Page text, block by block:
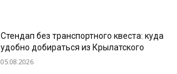
Стендап без транспортного квеста: куда
удобно добираться из Крылатского
05.08.2026